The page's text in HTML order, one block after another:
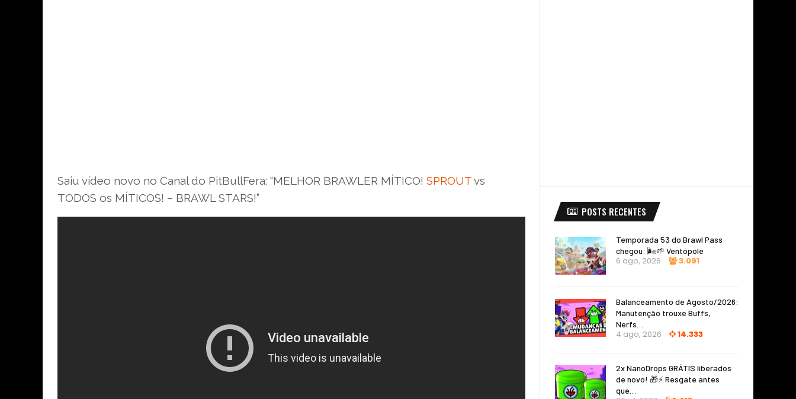
Saiu vídeo novo no Canal do PitBullFera: “MELHOR BRAWLER MÍTICO! SPROUTvs
TODOS os MÍTICOS! – BRAWL STARS!”
POSTS RECENTES
Temporada 53 do Brawl Pass
chegou: 🌬️🌱 Ventópole
6 ago, 2026 3.091
Balanceamento de Agosto/2026:
Manutenção trouxe Buffs,
Nerfs…
4 ago, 2026 14.333
2x NanoDrops GRÁTIS liberados
de novo! 🎁⚡ Resgate antes
que…